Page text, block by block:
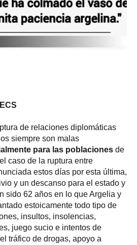
de relaciones diplomáticas
siempre son malas
para las poblaciones de
caso de la ruptura entre
estos días por esta última,
y un descanso para el estado y
sido 62 años en lo que Argelia y
estoicamente todo tipo de
insultos, insolencias,
juego sucio e intentos de
tráfico de drogas, apoyo a